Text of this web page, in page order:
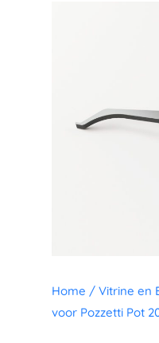
Home / Vitrine en
voor Pozzetti Pot